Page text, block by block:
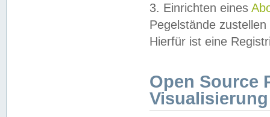
3. Einrichten eines
Pegelstände
Hierfür ist eine
Open Source
Visualisierung